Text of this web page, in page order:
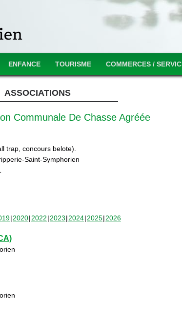
ENFANCE TOURISME COMMERCES /
ASSOCIATIONS
Communale De Chasse Agréée
trap, concours belote).
Saint-Symphorien
2020 2022 2023 2024 2025 2026